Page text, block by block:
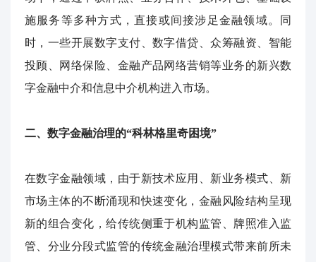
施服务等多种方式，直接或间接涉足金融领域。同
时，一些开展数字支付、数字借贷、众筹融资、智能
投顾、网络保险、金融产品网络营销等业务的新兴数
字金融中介和信息中介机构进入市场。
二、数字金融治理的“科林格里奇困境”
在数字金融领域，由于新技术应用、新业务模式、新
市场主体的不断涌现和快速变化，金融风险结构呈现
新的组合变化，给传统侧重于机构监管、牌照准入监
管、分业分段式监管的传统金融治理模式带来前所未